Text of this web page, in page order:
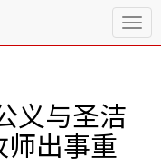
T
o
义与圣洁
出事重